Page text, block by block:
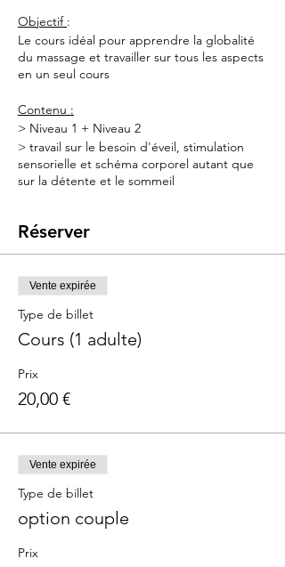
Objectif :
Le cours idéal pour apprendre la globalité
du massage et travailler sur tous les aspects
en un seul cours
Contenu :
> Niveau 1 + Niveau 2
> travail sur le besoin d'éveil, stimulation
sensorielle et schéma corporel autant que
sur la détente et le sommeil
du bébé
- Une grande serviette de toilette
matelas à langer
Une vidéo du massage vous sera envoyée
suite au cours pour vous le remémorer et
l'adapter en fonction de l'âge du bébé.
Parents de bébé de 1 à 24 mois
Réserver
Vente expirée
Type de billet
Cours (1 adulte)
Prix
20,00 €
Vente expirée
Type de billet
option couple
Prix